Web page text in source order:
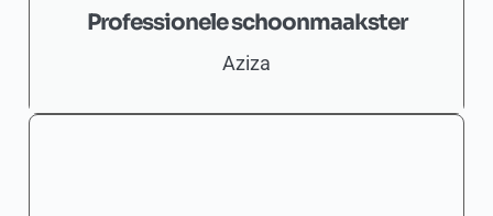
Professionele schoonmaakster
Aziza